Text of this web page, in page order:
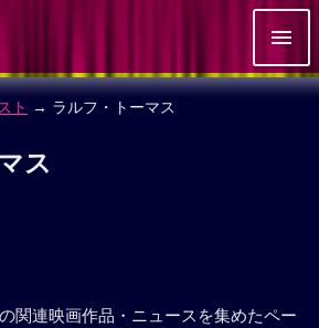
ト → ラルフ・トーマス
ス
関連映画作品・ニュースを集めたペー